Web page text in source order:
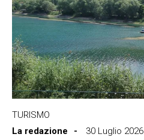
TURISMO
La redazione
30 Luglio 2026